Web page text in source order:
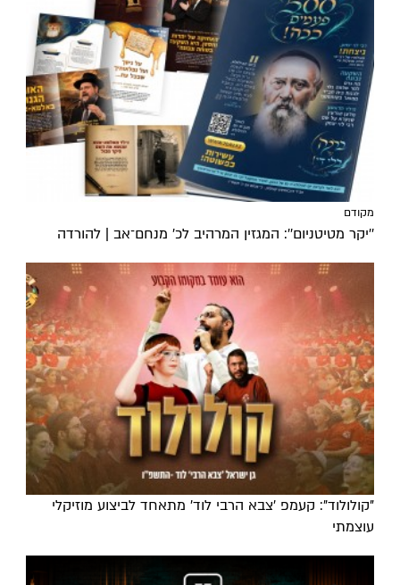
מקודם
''יקר מטיטניום'': המגזין המרהיב לכ’ מנחם־אב | להורדה
"קולולוד": קעמפ 'צבא הרבי לוד' מתאחד לביצוע מוזיקלי
עוצמתי